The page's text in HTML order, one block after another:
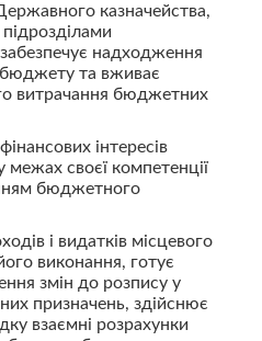
казначейства,
надходження
бюджету та вживає
витрачання бюджетних
інтересів
своєї компетенції
бюджетного
і видатків місцевого
виконання, готує
змін до розпису у
призначень, здійснює
взаємні розрахунки